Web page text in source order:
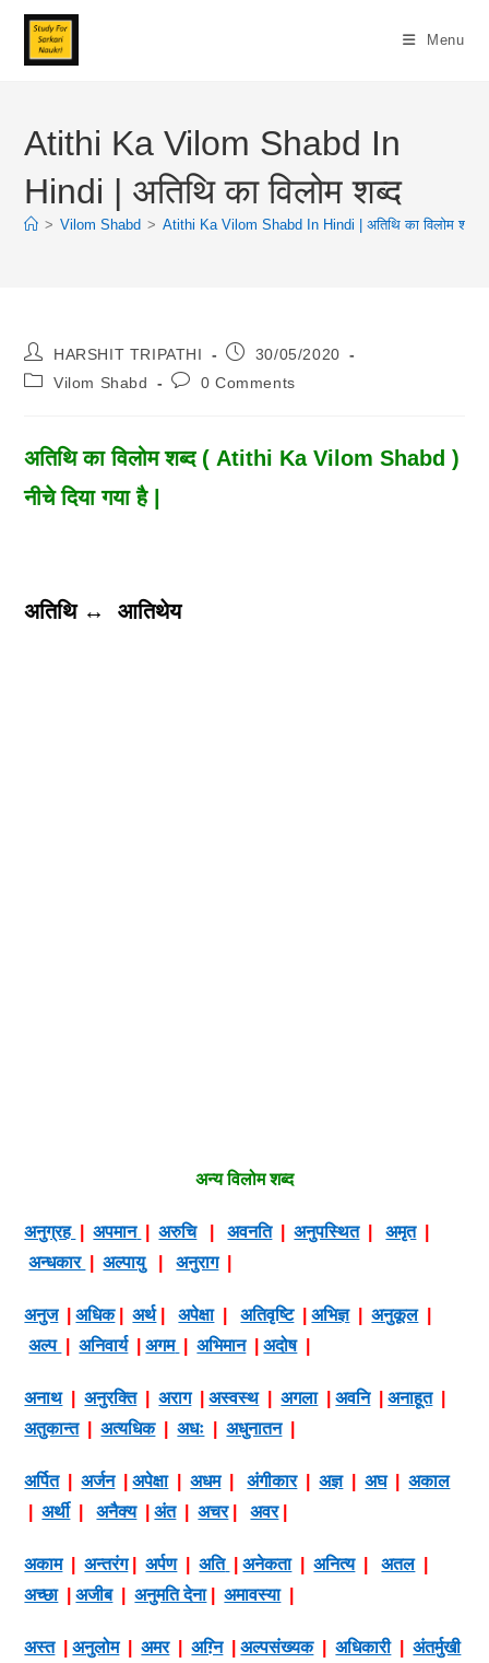
Skip
Content
Menu
Atithi Ka Vilom Shabd In
Hindi | अतिथि का विलोम शब्द
> Vilom Shabd > Atithi Ka Vilom Shabd In Hindi | अतिथि का विलोम शब्द
Post
Author:
HARSHIT TRIPATHI
Post30/05/2020
PostVilom Shabd
Post0 Comments
अतिथि का विलोम शब्द ( Atithi Ka Vilom Shabd )
नीचे दिया गया है |
अतिथि ↔ आतिथेय
अन्य विलोम शब्द
अनुग्रह |अपमान |अरुचि |अवनति |अनुपस्थित |अमृत
अन्धकार
|अल्पायु| अनुराग|
अनुज|अधिक|अर्थ |अपेक्षा |अतिवृष्टि |अभिज्ञ|अनुकूल|
अल्प
|अनिवार्य |अगम |अभिमान |अदोष
अनाथ |अनुरक्ति |अराग |अस्वस्थ |अगला |अवनि |अनाहूत
अतुकान्त
|अत्यधिक |अधः |अधुनातन
अर्पित |अर्जन |अपेक्षा |अधम |अंगीकार |अज्ञ |अघ |अकाल
|अर्थी |अनैक्य |अंत |अचर |अवर|
अकाम |अन्तरंग |अर्पण अति |अनेकता |अनित्य |अतल
अच्छा
|अजीब |अनुमति देना |अमावस्या
अस्त |अनुलोम |अमर|अग़्नि |अल्पसंख्यक |अधिकारी |अंतर्मुखी